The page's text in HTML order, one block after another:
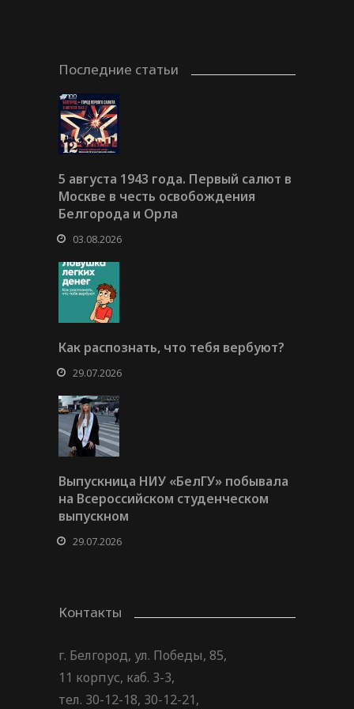
Последние статьи
5 августа 1943 года. Первый салют в
Москве в честь освобождения
Белгорода и Орла
03.08.2026
Как распознать, что тебя вербуют?
29.07.2026
Выпускница НИУ «БелГУ» побывала
на Всероссийском студенческом
выпускном
29.07.2026
Контакты
г. Белгород, ул. Победы, 85,
11 корпус, каб. 3-3,
тел. 30-12-18, 30-12-21,